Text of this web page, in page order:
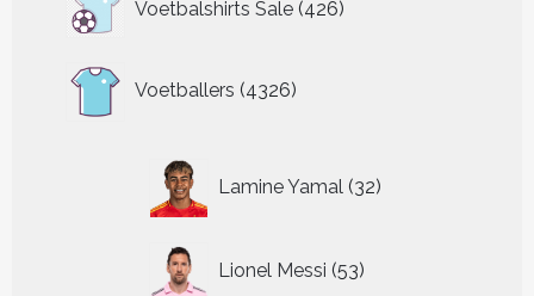
Voetbalshirts Sale 426
producten
Voetballers 4326
producten
Lamine Yamal 32
producten
Lionel Messi 53
producten